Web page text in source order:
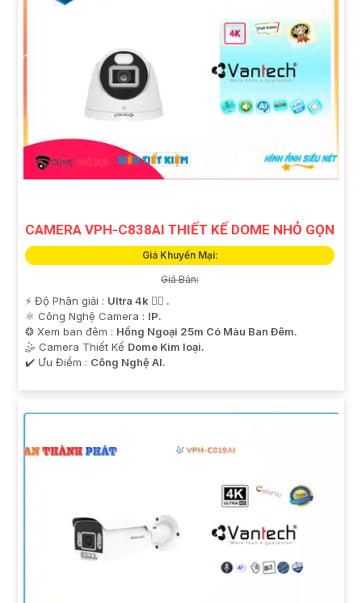
CAMERA VPH-C838AI THIẾT KẾ DOME NHỎ GỌN
Giá Khuyến Mại:
Giá Bán:
️⚡ Độ Phân giải : Ultra 4k 👍🏾 .
⚛️ Công Nghệ Camera : IP.
❂ Xem ban đêm : Hồng Ngoại 25m Có Màu Ban Ðêm.
🤹 Camera Thiết Kế Dome Kim loại.
️✔️ Ưu Điểm : Công Nghệ AI.